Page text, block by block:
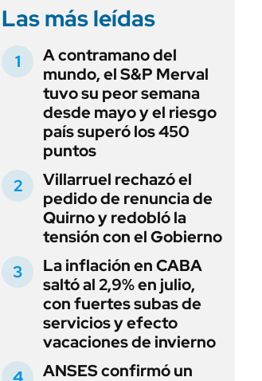
Las más leídas
A contramano del
mundo, el S&P Merval
tuvo su peor semana
desde mayo y el riesgo
país superó los 450
puntos
Villarruel rechazó el
pedido de renuncia de
Quirno y redobló la
tensión con el Gobierno
La inflación en CABA
saltó al 2,9% en julio,
con fuertes subas de
servicios y efecto
vacaciones de invierno
ANSES confirmó un